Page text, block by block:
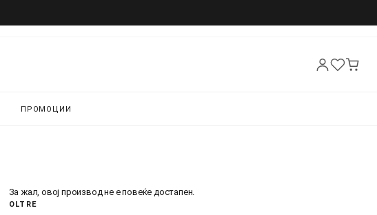
ПРОМОЦИИ
За жал, овој производ не е повеќе достапен.
OLTRE